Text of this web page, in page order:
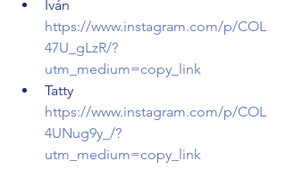
Iván
https://www.instagram.com/p/COL
47U_gLzR/?
utm_medium=copy_link
Tatty
https://www.instagram.com/p/COL
4UNug9y_/?
utm_medium=copy_link